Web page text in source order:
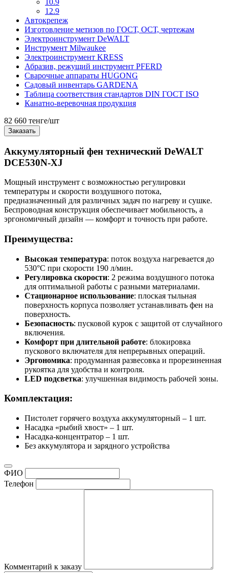
12.9
Автокрепеж
Изготовление метизов по ГОСТ, ОСТ, чертежам
Электроинструмент DeWALT
Инструмент Milwaukee
Электроинструмент KRESS
Абразив, режущий инструмент PFERD
Сварочные аппараты HUGONG
Садовый инвентарь GARDENA
Таблица соответствия стандартов DIN ГОСТ ISO
Канатно-веревочная продукция
82 660 тенге/шт
Заказать
Аккумуляторный фен технический DeWALT
DCE530N-XJ
Мощный инструмент с возможностью регулировки
температуры и скорости воздушного потока,
предназначенный для различных задач по нагреву и сушке.
Беспроводная конструкция обеспечивает мобильность, а
эргономичный дизайн — комфорт и точность при работе.
Преимущества:
Высокая температура: поток воздуха нагревается до
530°С при скорости 190 л/мин.
Регулировка скорости: 2 режима воздушного потока
для оптимальной работы с разными материалами.
Стационарное использование: плоская тыльная
поверхность корпуса позволяет устанавливать фен на
поверхность.
Безопасность: пусковой курок с защитой от случайного
включения.
Комфорт при длительной работе: блокировка
пускового включателя для непрерывных операций.
Эргономика: продуманная развесовка и прорезиненная
рукоятка для удобства и контроля.
LED подсветка: улучшенная видимость рабочей зоны.
Комплектация:
Пистолет горячего воздуха аккумуляторный – 1 шт.
Насадка «рыбий хвост» – 1 шт.
Насадка-концентратор – 1 шт.
Без аккумулятора и зарядного устройства
ФИО
Телефон
Комментарий к заказу